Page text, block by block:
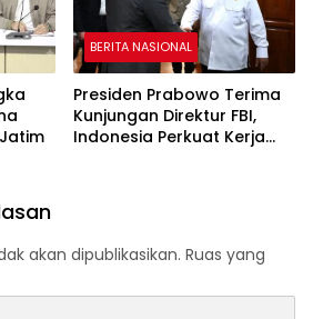
BERITA NASIONAL
Presiden Prabowo Terima
Kunjungan Direktur FBI,
Indonesia Perkuat Kerja
akan dipublikasikan. Ruas yang